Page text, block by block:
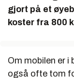
gjort på et
koster fra 800
Om mobilen er i
også ofte tom